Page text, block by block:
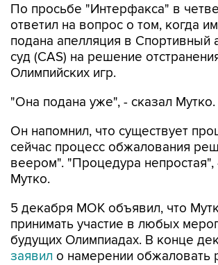
По просьбе "Интерфакса" в
ответил на вопрос о том, когда
подана апелляция в Спортивный
суд (CAS) на решение
Олимпийских игр.
"Она подана уже", - сказал Мутко.
Он напомнил, что существует
сейчас процесс обжалования
веером". "Процедура непростая",
Мутко.
5 декабря МОК объявил, что
принимать участие в любых
будущих Олимпиадах. В конце
заявил о намерении обжаловать